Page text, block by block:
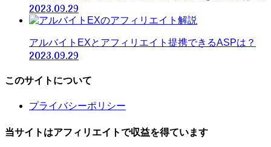
2023.09.29
アルバイトEXとアフィリエイト提携できるASPは？
2023.09.29
このサイトについて
プライバシーポリシー
当サイトはアフィリエイトで収益を得ています